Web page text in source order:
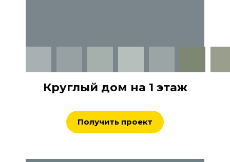
Круглый дом на 1 этаж
Получить проект